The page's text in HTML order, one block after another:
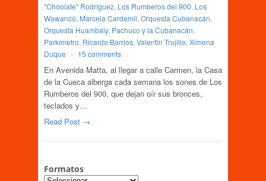
"Choolate" Rodríguez, Los Rumberos del 900, Los
Wawancó, Marcela Cardemil, Orquesta Cubanacán,
Orquesta Huambaly, Pachuco y la Cubanacán,
Parkímetro, Ricardo Barrios, Valentín Trujillo, Ximena
Duque - 15 comments
En Avenida Matta, al llegar a calle Carmen, la Casa
de la Cueca alberga cada semana los sones de Los
Rumberos del 900, que dejan oír sus bronces,
teclados y…
Read Post →
Formatos